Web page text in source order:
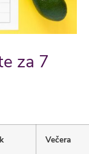
za 7
Večera